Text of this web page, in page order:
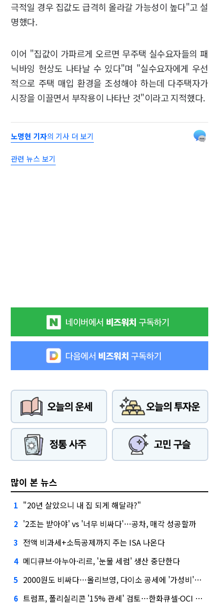
극적일 경우 집값도 급격히 올라갈 가능성이 높다"고 설
명했다.
이어 "집값이 가파르게 오르면 무주택 실수요자들의 패
닉바잉 현상도 나타날 수 있다"며 "실수요자에게 우선
적으로 주택 매입 환경을 조성해야 하는데 다주택자가
시장을 이끌면서 부작용이 나타난 것"이라고 지적했다.
노명현 기자의 기사 더 보기
관련 뉴스 보기
많이 본 뉴스
1 "20년 살았으니 내 집 되게 해달라?"
2 '2조는 받아야' vs '너무 비싸다'…공차, 매각 성공할까
3 전액 비과세+소득공제까지 주는 ISA 나온다
4 메디큐브·아누아·리르, '눈물 세럼' 생산 중단한다
5 2000원도 비싸다…올리브영, 다이소 공세에 '가성비'로 맞불
6 트럼프, 폴리실리콘 '15% 관세' 검토…한화큐셀·OCI 영향은?